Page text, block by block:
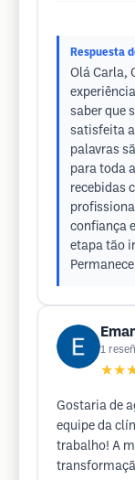
Respuesta
Olá Carla,
saber que
satisfeita
palavras
para toda
recebidas
confiança
etapa tão
1
Gostaria de
equipe da
trabalho! A